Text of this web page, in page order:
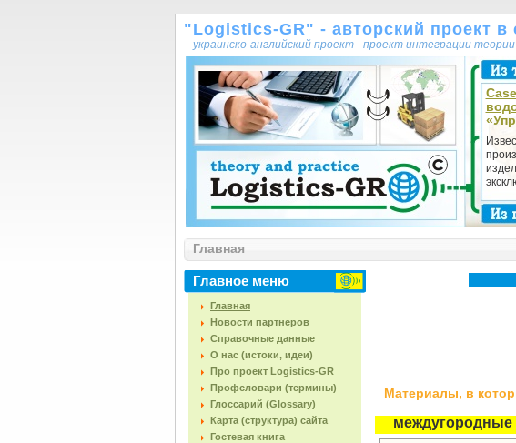
"Logistics-GR" - авторский проект в
украинско-английский проект - проект интеграции
Главная
Главное меню
Главная
Новости партнеров
Справочные данные
О нас (истоки, идеи)
Про проект Logistics-GR
Профсловари (термины)
Глоссарий (Glossary)
Карта (структура) сайта
Гостевая книга
Материалы, в
междугородные